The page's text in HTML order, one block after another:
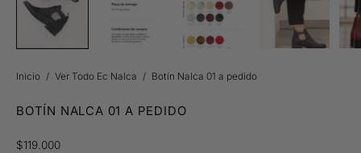
Inicio / Ver Todo Ec Nalca / Botín Nalca 01 a pedido
BOTÍN NALCA 01 A PEDIDO
$119.000